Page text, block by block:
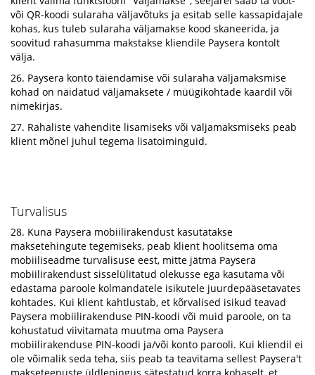
või QR-koodi sularaha väljavõtuks ja esitab selle kassapidajale
kohas, kus tuleb sularaha väljamakse kood skaneerida, ja
soovitud rahasumma makstakse kliendile Paysera kontolt
välja.
26. Paysera konto täiendamise või sularaha väljamaksmise
kohad on näidatud väljamaksete / müügikohtade kaardil või
nimekirjas.
27. Rahaliste vahendite lisamiseks või väljamaksmiseks peab
klient mõnel juhul tegema lisatoiminguid.
Turvalisus
28. Kuna Paysera mobiilirakendust kasutatakse
maksetehingute tegemiseks, peab klient hoolitsema oma
mobiiliseadme turvalisuse eest, mitte jätma Paysera
mobiilirakendust sisselülitatud olekusse ega kasutama või
edastama paroole kolmandatele isikutele juurdepääsetavates
kohtades. Kui klient kahtlustab, et kõrvalised isikud teavad
Paysera mobiilirakenduse PIN-koodi või muid paroole, on ta
kohustatud viivitamata muutma oma Paysera
mobiilirakenduse PIN-koodi ja/või konto parooli. Kui kliendil ei
ole võimalik seda teha, siis peab ta teavitama sellest Paysera't